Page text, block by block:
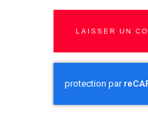
LAISSER UN